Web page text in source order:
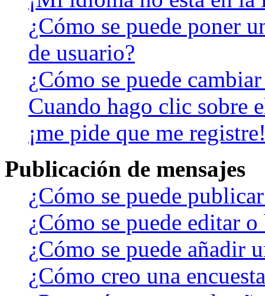
¿Cómo se puede poner
de usuario?
¿Cómo se puede
Cuando hago clic sobre
¡me pide que me
Publicación de mensajes
¿Cómo se puede
¿Cómo se puede editar
¿Cómo se puede añadir
¿Cómo creo una